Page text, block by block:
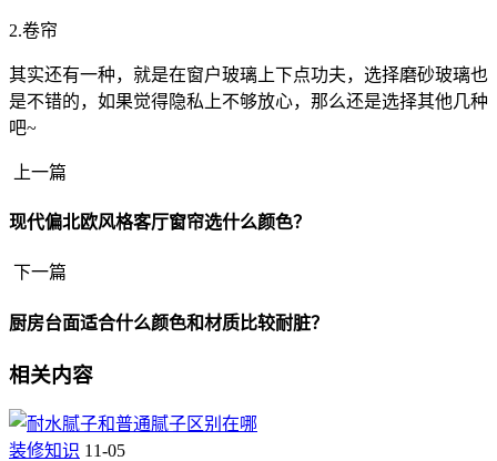
2.卷帘
其实还有一种，就是在窗户玻璃上下点功夫，选择磨砂玻璃也
是不错的，如果觉得隐私上不够放心，那么还是选择其他几种
吧~
上一篇
现代偏北欧风格客厅窗帘选什么颜色？
下一篇
厨房台面适合什么颜色和材质比较耐脏？
相关内容
装修知识 11-05